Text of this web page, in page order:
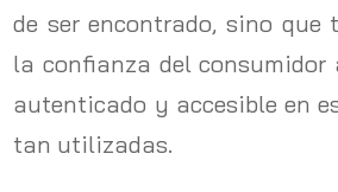
de ser encontrado, sino que
la confianza del consumidor
autenticado y accesible en
tan utilizadas.